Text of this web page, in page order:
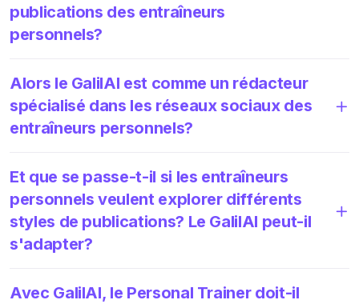
publications des entraîneurs
personnels?
Alors le GalilAI est comme un rédacteur
spécialisé dans les réseaux sociaux des
entraîneurs personnels?
Et que se passe-t-il si les entraîneurs
personnels veulent explorer différents
styles de publications? Le GalilAI peut-il
s'adapter?
Avec GalilAI, le Personal Trainer doit-il